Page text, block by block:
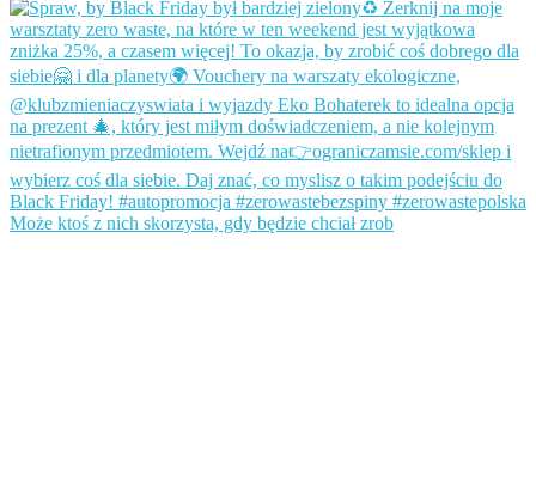
Może ktoś z nich skorzysta, gdy będzie chciał zrob